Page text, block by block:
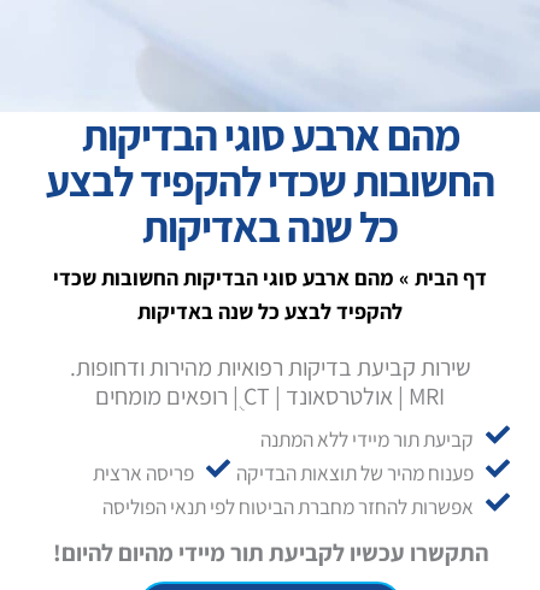
מהם ארבע סוגי הבדיקות
החשובות שכדי להקפיד לבצע
כל שנה באדיקות
דף הבית » מהם ארבע סוגי הבדיקות החשובות שכדי
להקפיד לבצע כל שנה באדיקות
שירות קביעת בדיקות רפואיות מהירות ודחופות.
MRI | אולטרסאונד | CT ֻ| רופאים מומחים
קביעת תור מיידי ללא המתנה
פענוח מהיר של תוצאות הבדיקה
פריסה ארצית
אפשרות להחזר מחברת הביטוח לפי תנאי הפוליסה
התקשרו עכשיו לקביעת תור מיידי מהיום להיום!